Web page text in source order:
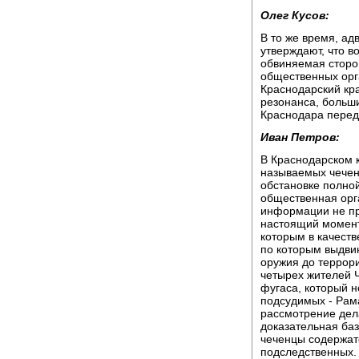
Олег Кусов:
В то же время,
утверждают, что
обвиняемая
общественных
Краснодарский
резонанса,
Краснодара
Иван Петров:
В Краснодарском
называемых
обстановке
общественная
информации не
настоящий
которым в
по которым
оружия до
четырех жителей
фугаса, который
подсудимых -
рассмотрение
доказательная
чеченцы
подследственных.